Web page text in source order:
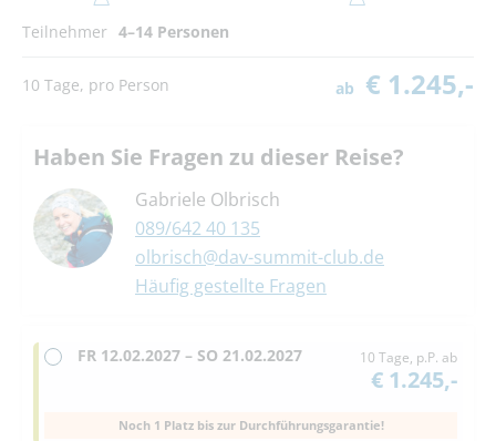
Teilnehmer 4–14 Personen
10 Tage, pro Person ab € 1.245,-
Haben Sie Fragen zu dieser Reise?
Gabriele Olbrisch
089/642 40 135
olbrisch@dav-summit-club.de
Häufig gestellte Fragen
FR 12.02.2027 – SO 21.02.2027 10 Tage, p.P. ab
€ 1.245,-
Noch 1 Platz bis zur Durchführungsgarantie!